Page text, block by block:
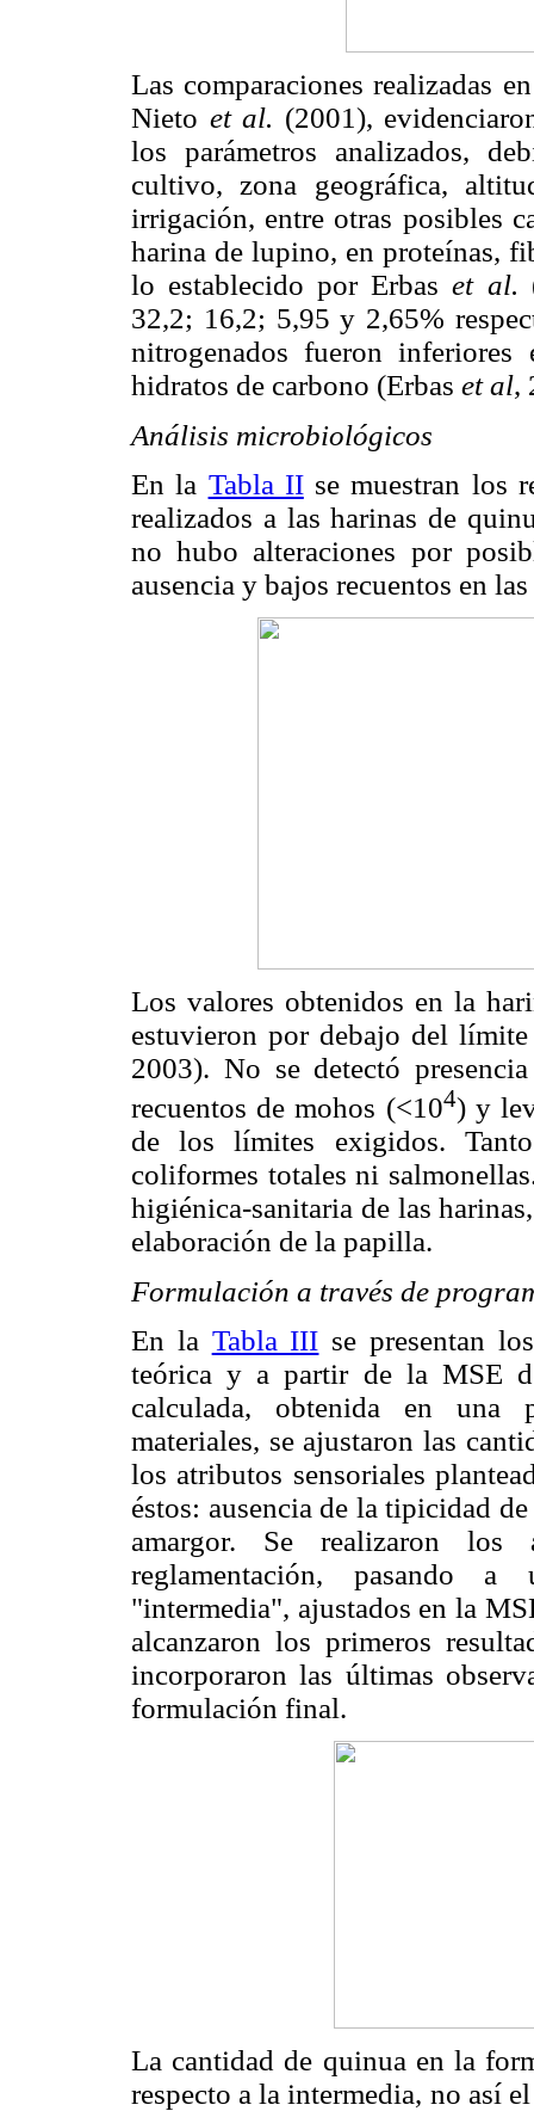
Las comparaciones realizadas
Nieto et al. (2001),
los parámetros analizados,
cultivo, zona geográfica,
irrigación, entre otras posibles
harina de lupino, en proteínas,
lo establecido por Erbaset al.
32,2; 16,2; 5,95 y 2,65%
nitrogenados fueron
hidratos de carbono (Erbas et al,
Análisis microbiológicos
En la Tabla IIse muestran los
realizados a las harinas de
no hubo alteraciones por
ausencia y bajos recuentos en
Los valores obtenidos en la
estuvieron por debajo del
2003). No se detectó
recuentos de mohos (<104) y
de los límites exigidos.
coliformes totales ni
higiénica-sanitaria de las
elaboración de la papilla.
Formulación a través de
En la Tabla III se presentan
teórica y a partir de la MSE
calculada, obtenida en una
materiales, se ajustaron las
los atributos sensoriales
éstos: ausencia de la tipicidad
amargor. Se realizaron
reglamentación, pasando a
"intermedia", ajustados en la
alcanzaron los primeros
incorporaron las últimas
formulación final.
La cantidad de quinua en la
respecto a la intermedia, no así